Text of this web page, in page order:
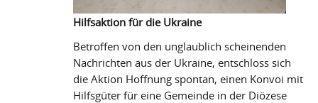
Hilfsaktion für die Ukraine
Betroffen von den unglaublich scheinenden
Nachrichten aus der Ukraine, entschloss sich
die Aktion Hoffnung spontan, einen Konvoi mit
Hilfsgüter für eine Gemeinde in der Diözese